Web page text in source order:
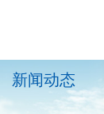
新闻动态